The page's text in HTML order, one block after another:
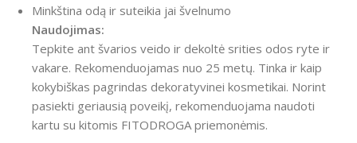
Minkština odą ir suteikia jai švelnumo
Naudojimas:
Tepkite ant švarios veido ir dekoltė srities odos ryte ir
vakare. Rekomenduojamas nuo 25 metų. Tinka ir kaip
kokybiškas pagrindas dekoratyvinei kosmetikai. Norint
pasiekti geriausią poveikį, rekomenduojama naudoti
kartu su kitomis FITODROGA priemonėmis.